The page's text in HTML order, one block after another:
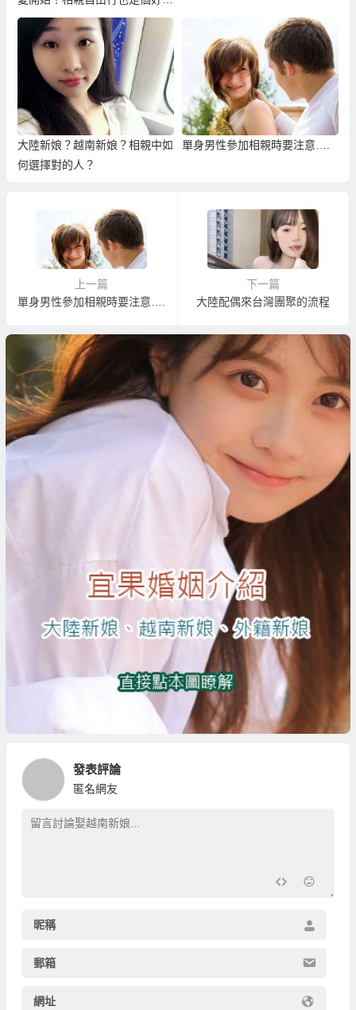
擇！
大陸新娘？越南新娘？相親中如
何選擇對的人？
單身男性參加相親時要注意….
上一篇
單身男性參加相親時要注意….
下一篇
大陸配偶來台灣團聚的流程
發表評論
匿名網友
昵稱
郵箱
網址